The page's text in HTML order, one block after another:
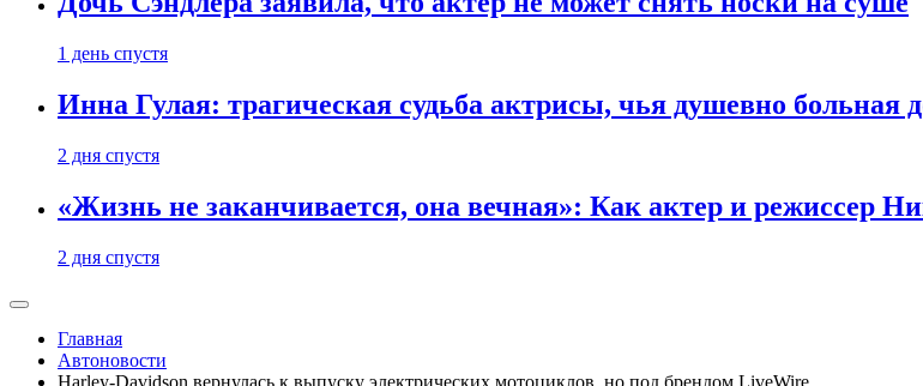
1 день спустя
Инна Гулая: трагическая судьба актрисы, чья душевно больная
2 дня спустя
«Жизнь не заканчивается, она вечная»: Как актер и режиссер
2 дня спустя
Главная
Автоновости
Harley-Davidson вернулась к выпуску электрических мотоциклов, но под брендом LiveWire